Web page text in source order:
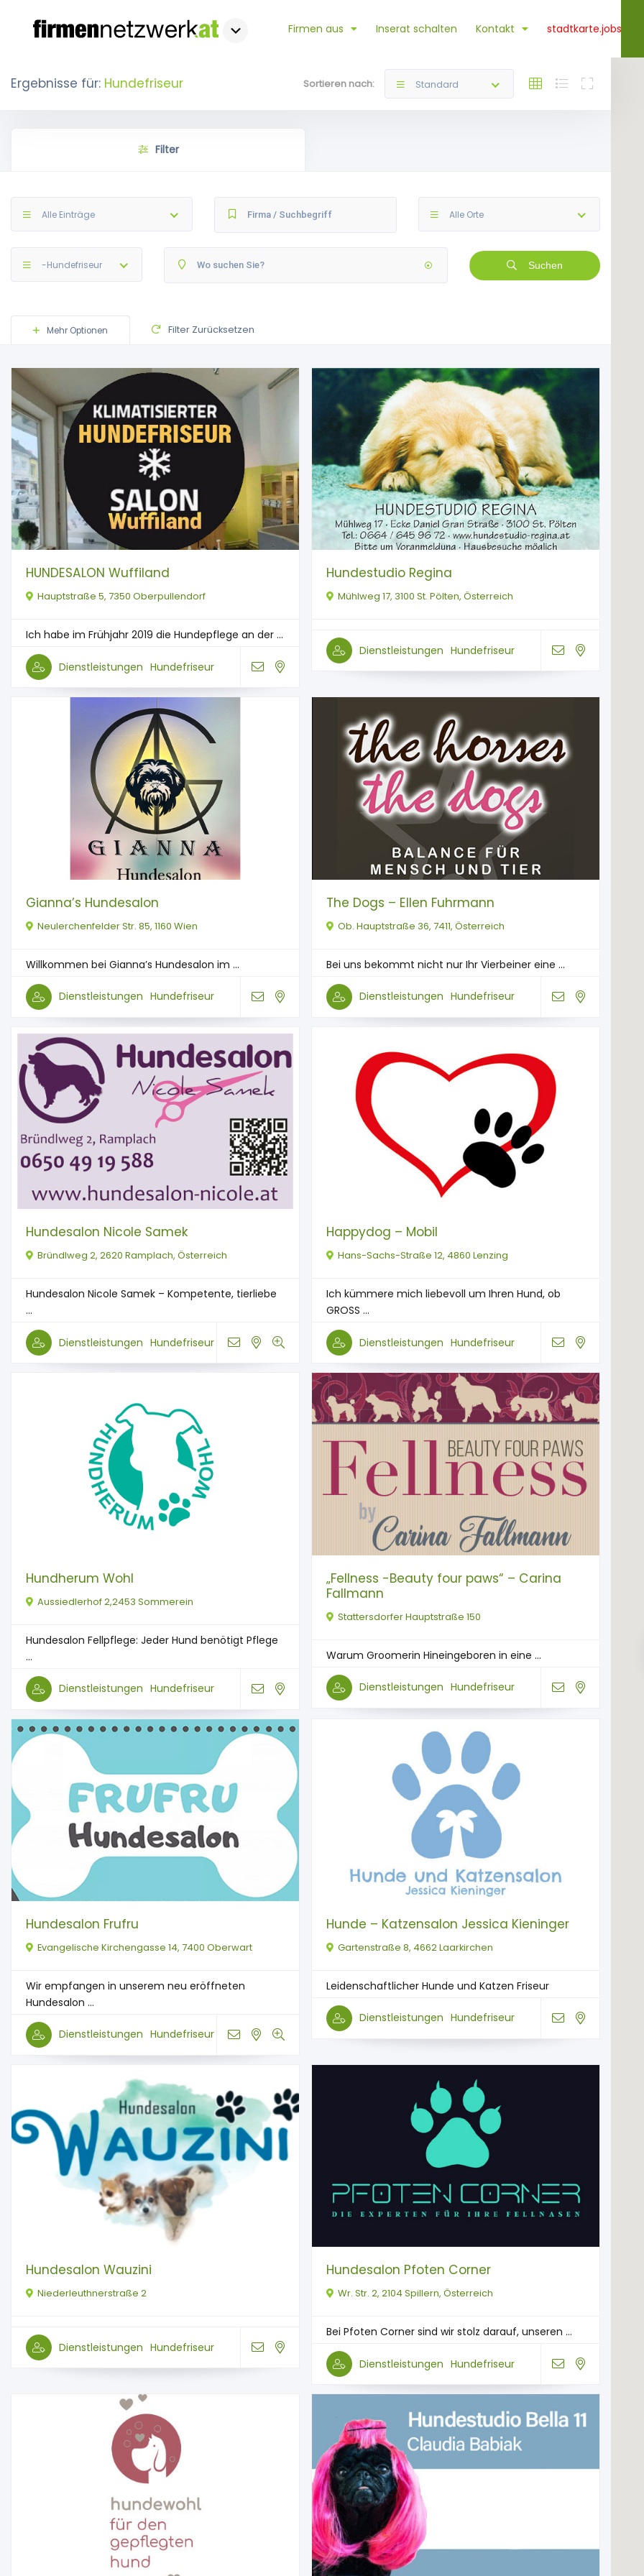
Firmen aus Inserat schalten Kontakt stadtkarte.jobs
Ergebnisse für: Hundefriseur Sortieren nach: Standard
Filter
Alle Einträge Alle Orte
-Hundefriseur Suchen
Mehr Optionen Filter Zurücksetzen
HUNDESALON Wuffiland
Hauptstraße 5, 7350 Oberpullendorf
Ich habe im Frühjahr 2019 die Hundepflege an der ...
Dienstleistungen Hundefriseur
Hundestudio Regina
Mühlweg 17, 3100 St. Pölten, Österreich
Dienstleistungen Hundefriseur
Gianna’s Hundesalon
Neulerchenfelder Str. 85, 1160 Wien
Willkommen bei Gianna’s Hundesalon im ...
Dienstleistungen Hundefriseur
The Dogs – Ellen Fuhrmann
Ob. Hauptstraße 36, 7411, Österreich
Bei uns bekommt nicht nur Ihr Vierbeiner eine ...
Dienstleistungen Hundefriseur
Hundesalon Nicole Samek
Bründlweg 2, 2620 Ramplach, Österreich
Hundesalon Nicole Samek – Kompetente, tierliebe
...
Dienstleistungen Hundefriseur
Happydog – Mobil
Hans-Sachs-Straße 12, 4860 Lenzing
Ich kümmere mich liebevoll um Ihren Hund, ob
GROSS ...
Dienstleistungen Hundefriseur
Hundherum Wohl
Aussiedlerhof 2,2453 Sommerein
Hundesalon Fellpflege: Jeder Hund benötigt Pflege
...
Dienstleistungen Hundefriseur
„Fellness -Beauty four paws“ – Carina
Fallmann
Stattersdorfer Hauptstraße 150
Warum Groomerin Hineingeboren in eine ...
Dienstleistungen Hundefriseur
Hundesalon Frufru
Evangelische Kirchengasse 14, 7400 Oberwart
Wir empfangen in unserem neu eröffneten
Hundesalon ...
Dienstleistungen Hundefriseur
Hunde – Katzensalon Jessica Kieninger
Gartenstraße 8, 4662 Laarkirchen
Leidenschaftlicher Hunde und Katzen Friseur
Dienstleistungen Hundefriseur
Hundesalon Wauzini
Niederleuthnerstraße 2
Dienstleistungen Hundefriseur
Hundesalon Pfoten Corner
Wr. Str. 2, 2104 Spillern, Österreich
Bei Pfoten Corner sind wir stolz darauf, unseren ...
Dienstleistungen Hundefriseur